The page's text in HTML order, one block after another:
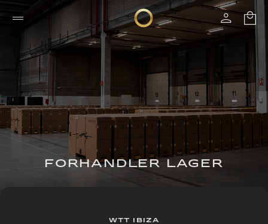
FORHANDLER LAGER
WTT IBIZA